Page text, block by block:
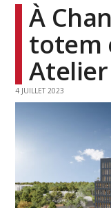
À
totem
Atelier
4 JUILLET 2023